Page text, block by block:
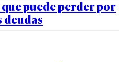
puede perder por